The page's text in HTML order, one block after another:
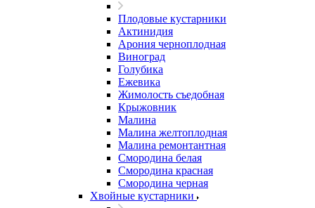
Плодовые кустарники
Актинидия
Арония черноплодная
Виноград
Голубика
Ежевика
Жимолость съедобная
Крыжовник
Малина
Малина желтоплодная
Малина ремонтантная
Смородина белая
Смородина красная
Смородина черная
Хвойные кустарники